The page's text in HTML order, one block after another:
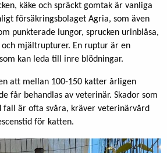
käke och spräckt gomtak är vanliga
försäkringsbolaget Agria, som även
punkterade lungor, sprucken urinblåsa,
mjältrupturer. En ruptur är en
kan leda till inre blödningar.
att mellan 100-150 katter årligen
får behandlas av veterinär. Skador som
fall är ofta svåra, kräver veterinärvård
för katten.